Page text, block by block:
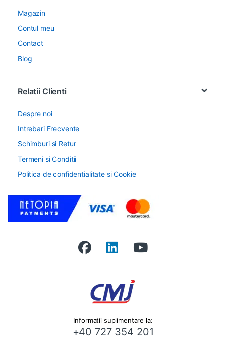
Magazin
Contul meu
Contact
Blog
Relatii Clienti
Despre noi
Intrebari Frecvente
Schimburi si Retur
Termeni si Conditii
Politica de confidentialitate si Cookie
Informatii suplimentare la:
+40 727 354 201